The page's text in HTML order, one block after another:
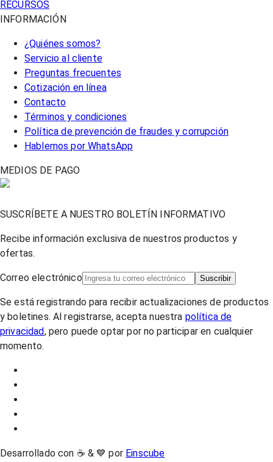
RECURSOS
INFORMACIÓN
¿Quiénes somos?
Servicio al cliente
Preguntas frecuentes
Cotización en línea
Contacto
Términos y condiciones
Política de prevención de fraudes y corrupción
Hablemos por WhatsApp
MEDIOS DE PAGO
SUSCRÍBETE A NUESTRO BOLETÍN INFORMATIVO
Recibe información exclusiva de nuestros productos y
ofertas.
Correo electrónico Suscribir
Se está registrando para recibir actualizaciones de productos
y boletines. Al registrarse, acepta nuestra política de
privacidad, pero puede optar por no participar en cualquier
momento.
Desarrollado con ☕ & 💙 por Einscube